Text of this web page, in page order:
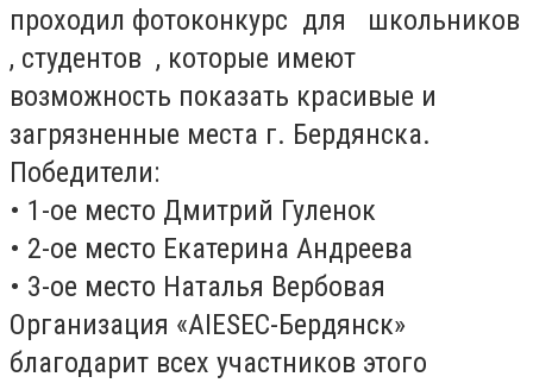
проходил фотоконкурс для школьников
, студентов , которые имеют
возможность показать красивые и
загрязненные места г. Бердянска.
Победители:
• 1-ое место Дмитрий Гуленок
• 2-ое место Екатерина Андреева
• 3-ое место Наталья Вербовая
Организация «AIESEC-Бердянск»
благодарит всех участников этого